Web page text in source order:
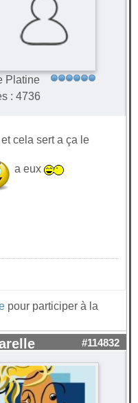
Platine
: 4736
cela sert a ça le
a eux
pour participer à la
#114832